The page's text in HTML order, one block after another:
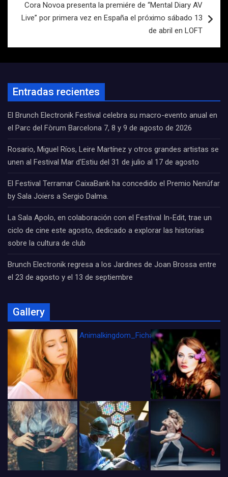
Cora Novoa presenta la premiére de “Mental Diary AV
Live” por primera vez en España el próximo sábado 13
de abril en LOFT
Entradas recientes
El Brunch Electronik Festival celebra su macro-evento anual en
el Parc del Fòrum Barcelona 7, 8 y 9 de agosto de 2026
Rosario, Miguel Ríos, Leire Martínez y otros grandes artistas se
unen al Festival Mar d’Estiu del 31 de julio al 17 de agosto
El Festival Terramar CaixaBank ha concedido el Premio Nenúfar
by Sala Joiers a Sergio Dalma.
La Sala Apolo, en colaboración con el Festival In-Edit, trae un
ciclo de cine este agosto, dedicado a explorar las historias
sobre la cultura de club
Brunch Electronik regresa a los Jardines de Joan Brossa entre
el 23 de agosto y el 13 de septiembre
Gallery
Animalkingdom_FichaCine